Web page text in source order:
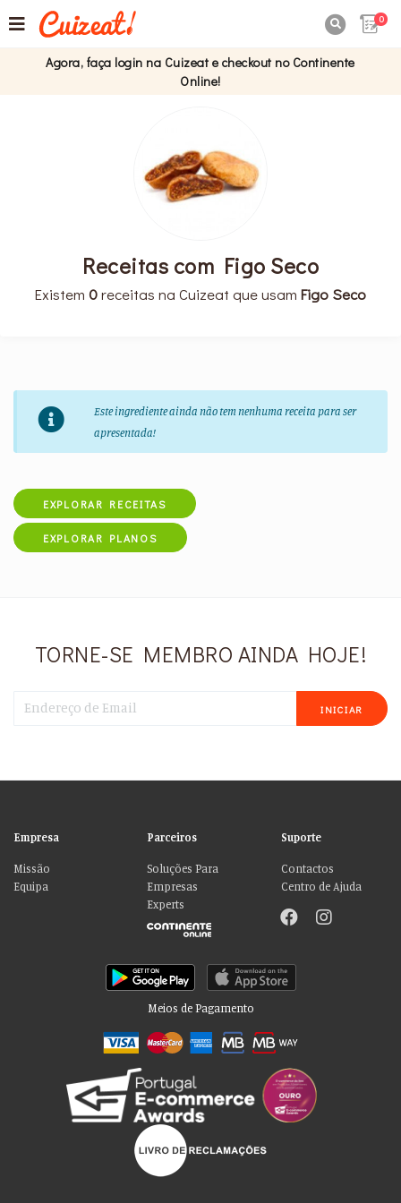
0
Agora, faça login na Cuizeat e checkout no Continente
Online!
Receitas com Figo Seco
Existem 0receitas na Cuizeat que usam Figo Seco
Este ingrediente ainda não tem nenhuma receita para ser
apresentada!
EXPLORAR RECEITAS
EXPLORAR PLANOS
TORNE-SE MEMBRO AINDA HOJE!
INICIAR
Empresa
Missão
Equipa
Parceiros
Soluções Para
Empresas
Experts
Suporte
Contactos
Centro de Ajuda
Meios de Pagamento
Por favor aceite as nossas deliciosas